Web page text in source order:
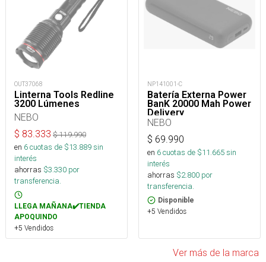
OUT37068
Linterna Tools Redline
3200 Lúmenes
NEBO
$ 83.333 $119.990
en 6cuotas de $13.889sin
interés
ahorras $3.330 por
transferencia.
LLEGA MAÑANA✔️TIENDA
APOQUINDO
+5 Vendidos
NP141001-C
Batería Externa Power
BanK 20000 Mah Power
Delivery
NEBO
$ 69.990
en 6cuotas de $11.665sin
interés
ahorras $2.800 por
transferencia.
Disponible
+5 Vendidos
Ver más de la marca